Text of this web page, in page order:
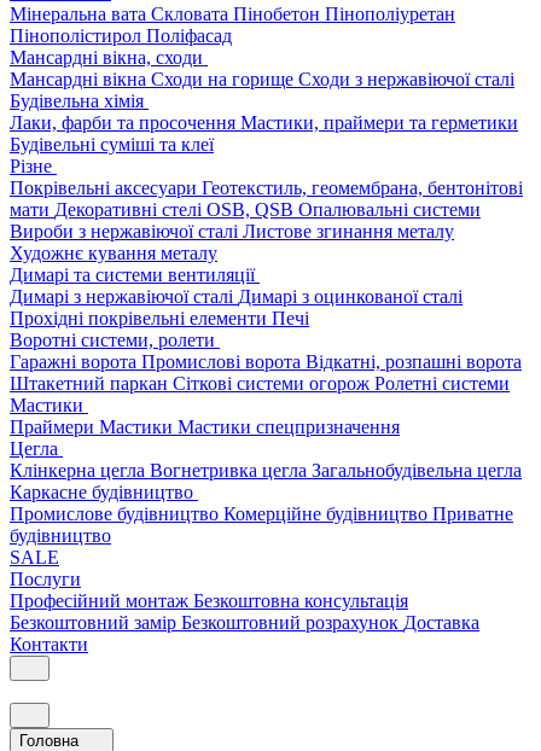
Мінеральна вата Скловата Пінобетон Пінополіуретан
Пінополістирол Поліфасад
Мансардні вікна, сходи
Мансардні вікна Сходи на горище Сходи з нержавіючої сталі
Будівельна хімія
Лаки, фарби та просочення Мастики, праймери та герметики
Будівельні суміші та клеї
Різне
Покрівельні аксесуари Геотекстиль, геомембрана, бентонітові
мати Декоративні стелі OSB, QSB Опалювальні системи
Вироби з нержавіючої сталі Листове згинання металу
Художнє кування металу
Димарі та системи вентиляції
Димарі з нержавіючої сталі Димарі з оцинкованої сталі
Прохідні покрівельні елементи Печі
Воротні системи, ролети
Гаражні ворота Промислові ворота Відкатні, розпашні ворота
Штакетний паркан Сіткові системи огорож Ролетні системи
Мастики
Праймери Мастики Мастики спецпризначення
Цегла
Клінкерна цегла Вогнетривка цегла Загальнобудівельна цегла
Каркасне будівництво
Промислове будівництво Комерційне будівництво Приватне
будівництво
SALE
Послуги
Професійний монтаж Безкоштовна консультація
Безкоштовний замір Безкоштовний розрахунок Доставка
Контакти
Головна